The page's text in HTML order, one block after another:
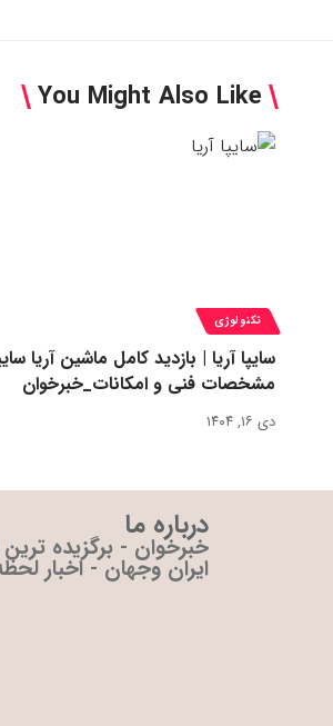
You Might Also Like
تکنولوژی
سایپا آریا | بازدید کامل ماشین آریا
مشخصات فنی و امکانات_خبرخوان
دی ۱۶, ۱۴۰۴
درباره ما
خبرخوان - برگزیده ترین
ایران وجهان - اخبار